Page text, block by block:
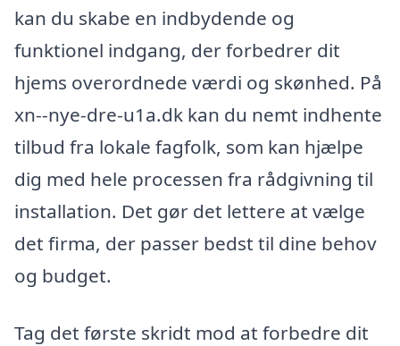
kan du skabe en indbydende og
funktionel indgang, der forbedrer dit
hjems overordnede værdi og skønhed. På
xn--nye-dre-u1a.dk kan du nemt indhente
tilbud fra lokale fagfolk, som kan hjælpe
dig med hele processen fra rådgivning til
installation. Det gør det lettere at vælge
det firma, der passer bedst til dine behov
og budget.
Tag det første skridt mod at forbedre dit